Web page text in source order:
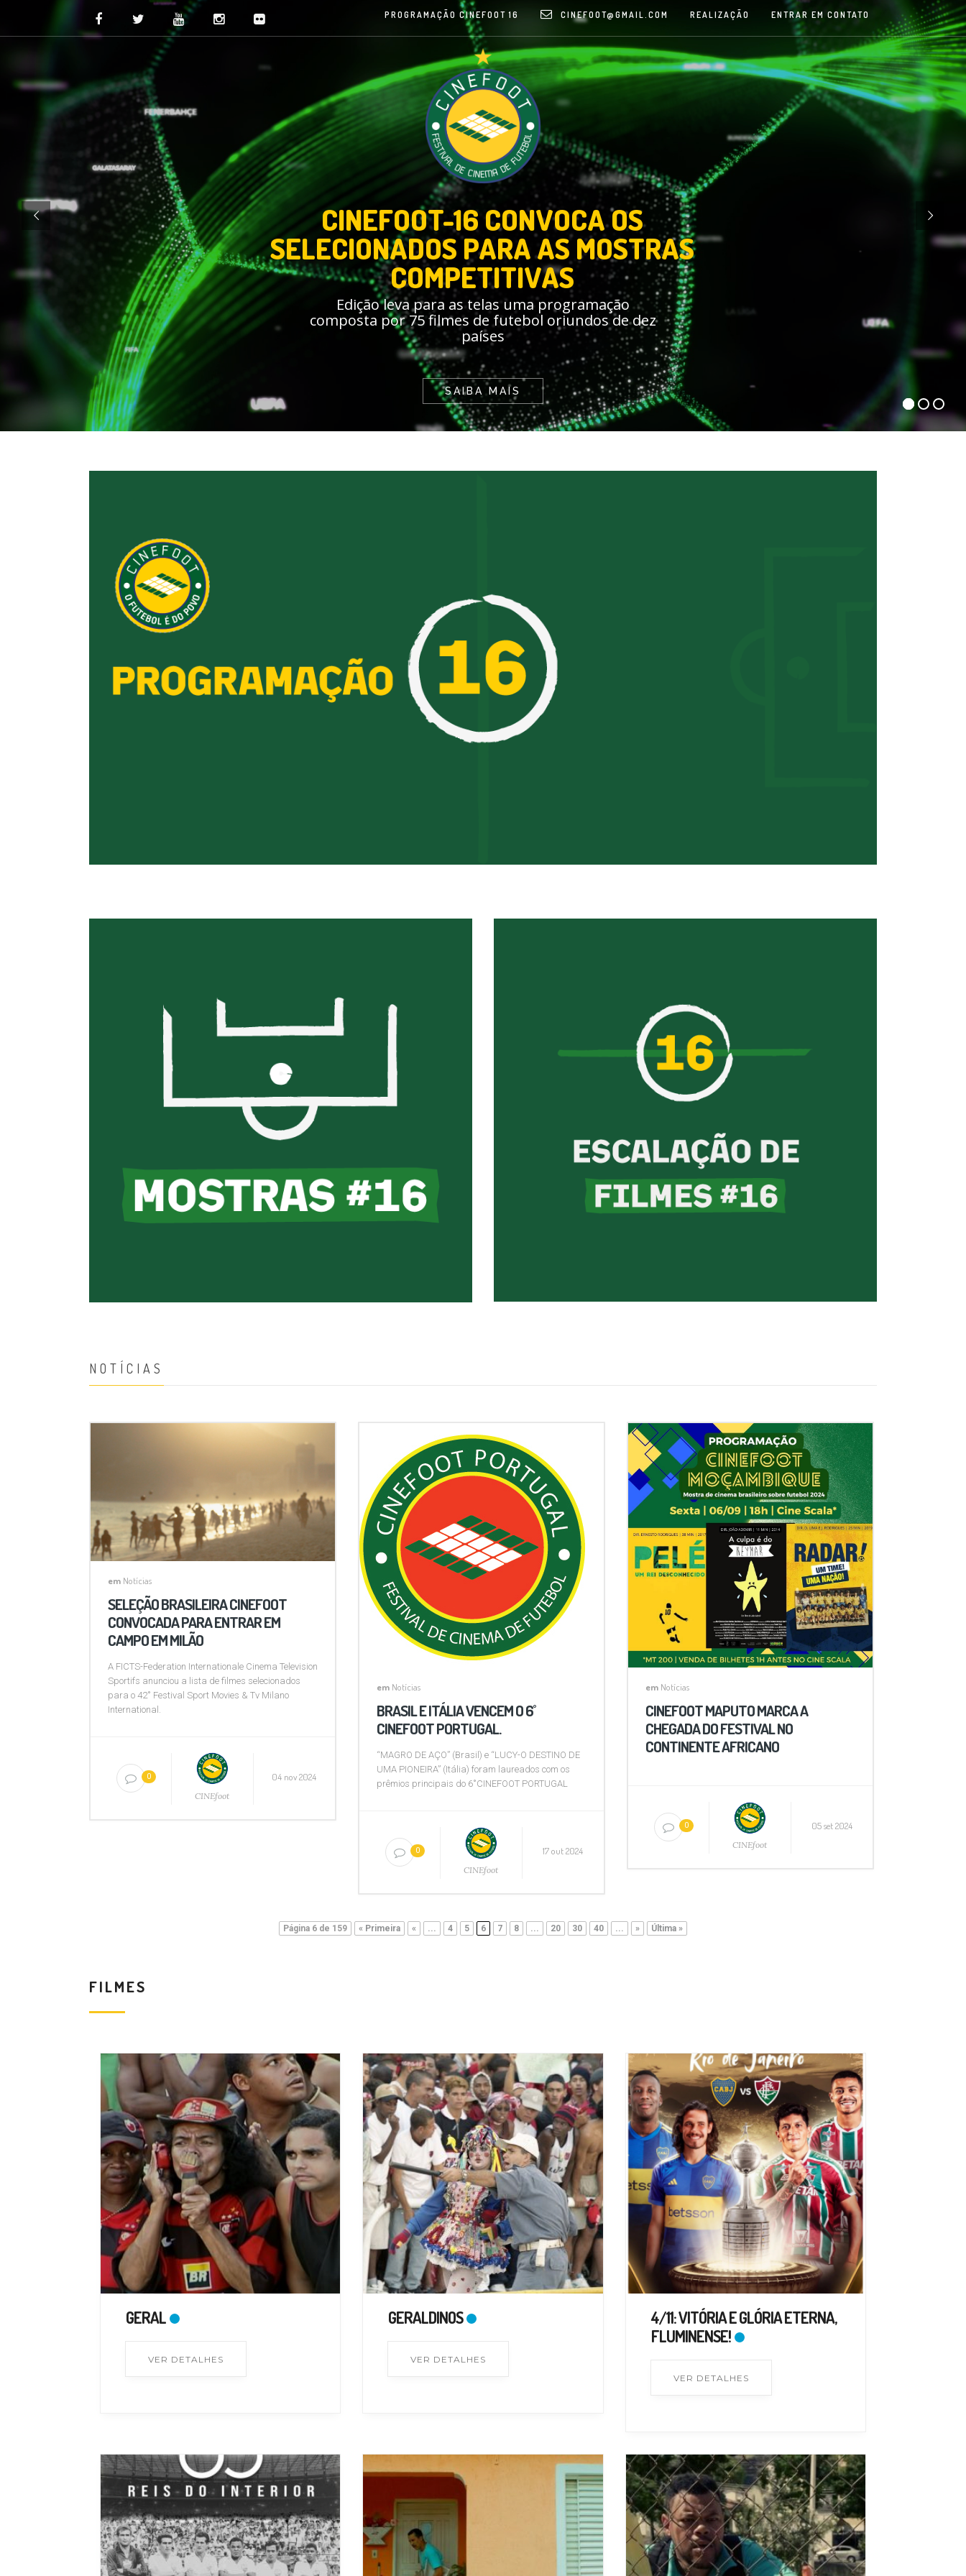
PROGRAMAÇÃO CINEFOOT 16 CINEFOOT@GMAIL.COM REALIZAÇÃO ENTRAR EM CONTATO
SAIBA MAIS
CINEFOOT-16 CONVOCA OS
SELECIONADOS PARA AS MOSTRAS
COMPETITIVAS
Edição leva para as telas uma programação
composta por 75 filmes de futebol oriundos de dez
países
NOTÍCIAS
em Notícias
SELEÇÃO BRASILEIRA CINEFOOT
CONVOCADA PARA ENTRAR EM
CAMPO EM MILÃO
A FICTS-Federation Internationale Cinema Television
Sportifs anunciou a lista de filmes selecionados
para o 42˚ Festival Sport Movies & Tv Milano
International.
0
CINEfoot
04 nov 2024
em Notícias
BRASIL E ITÁLIA VENCEM O 6˚
CINEFOOT PORTUGAL.
“MAGRO DE AÇO” (Brasil) e “LUCY-O DESTINO DE
UMA PIONEIRA” (Itália) foram laureados com os
prêmios principais do 6˚CINEFOOT PORTUGAL
0
CINEfoot
17 out 2024
em Notícias
CINEFOOT MAPUTO MARCA A
CHEGADA DO FESTIVAL NO
CONTINENTE AFRICANO
0
CINEfoot
05 set 2024
Página 6 de 159 « Primeira « ... 4 5 6 7 8 ... 20 30 40 ... » Última »
FILMES
GERAL
VER DETALHES
GERALDINOS
VER DETALHES
4/11: VITÓRIA E GLÓRIA ETERNA,
FLUMINENSE!
VER DETALHES